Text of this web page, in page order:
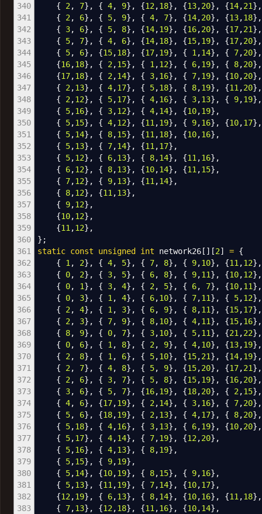
340
341
342
343
344
345
346
347
348
349
350
351
352
353
354
355
356
357
358
359
360
361
362
363
364
365
366
367
368
369
370
371
372
373
374
375
376
377
378
379
380
381
382
383
{
2, 7} , { 4, 9} , {12,18} , {13,20} , {14,21}
{
2, 6} , { 5, 9} , { 4, 7} , {14,20} , {13,18}
{
3, 6} , { 5, 8} , {14,19} , {16,20} , {17,21}
{
5, 7} , { 4, 6} , {14,18} , {15,19} , {17,20}
{
5, 6} , {15,18} , {17,19} , { 1,14} , { 7,20}
{16,18} , { 2,15} , { 1,12} , { 6,19} , { 8,20}
{17,18} , { 2,14} , { 3,16} , { 7,19} , {10,20} ,
{
2,13} , { 4,17} , { 5,18} , { 8,19} , {11,20} ,
{
2,12} , { 5,17} , { 4,16} , { 3,13} , { 9,19} ,
{
5,16} , { 3,12} , { 4,14} , {10,19} ,
{
5,15} , { 4,12} , {11,19} , { 9,16} , {10,17} ,
{
5,14} , { 8,15} , {11,18} , {10,16} ,
{
5,13} , { 7,14} , {11,17} ,
{
5,12} , { 6,13} , { 8,14} , {11,16} ,
{
6,12} , { 8,13} , {10,14} , {11,15} ,
{
7,12} , { 9,13} , {11,14} ,
{
8,12} , {11,13} ,
{
9,12} ,
{10,12} ,
{11,12} ,
} ;
static const unsigned int network26[ ] [2] = {
{
1, 2} , { 4, 5} , { 7, 8} , { 9,10} , {11,12}
{
0, 2} , { 3, 5} , { 6, 8} , { 9,11} , {10,12}
{
0, 1} , { 3, 4} , { 2, 5} , { 6, 7} , {10,11}
{
0, 3} , { 1, 4} , { 6,10} , { 7,11} , { 5,12}
{
2, 4} , { 1, 3} , { 6, 9} , { 8,11} , {15,17}
{
2, 3} , { 7, 9} , { 8,10} , { 4,11} , {15,16}
{
8, 9} , { 0, 7} , { 3,10} , { 5,11} , {21,22}
{
0, 6} , { 1, 8} , { 2, 9} , { 4,10} , {13,19}
{
2, 8} , { 1, 6} , { 5,10} , {15,21} , {14,19}
{
2, 7} , { 4, 8} , { 5, 9} , {15,20} , {17,21}
{
2, 6} , { 3, 7} , { 5, 8} , {15,19} , {16,20}
{
3, 6} , { 5, 7} , {16,19} , {18,20} , { 2,15}
{ 4, 6} , {17,19} , { 2,14} , { 3,16} , { 7,20}
{
5, 6} , {18,19} , { 2,13} , { 4,17} , { 8,20}
{
5,18} , { 4,16} , { 3,13} , { 6,19} , {10,20}
{
5,17} , { 4,14} , { 7,19} , {12,20} ,
{
5,16} , { 4,13} , { 8,19} ,
{
5,15} , { 9,19} ,
{
5,14} , {10,19} , { 8,15} , { 9,16} ,
{
5,13} , {11,19} , { 7,14} , {10,17} ,
{12,19} , { 6,13} , { 8,14} , {10,16} , {11,18} ,
{
7,13} , {12,18} , {11,16} , {10,14} ,